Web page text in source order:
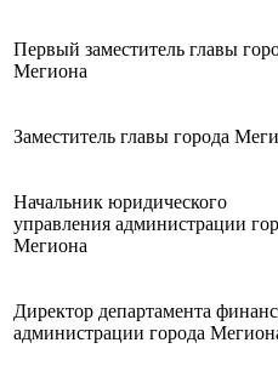
Первый заместитель главы
Мегиона
Заместитель главы города
Начальник юридического
управления администрации
Мегиона
Директор департамента
администрации города